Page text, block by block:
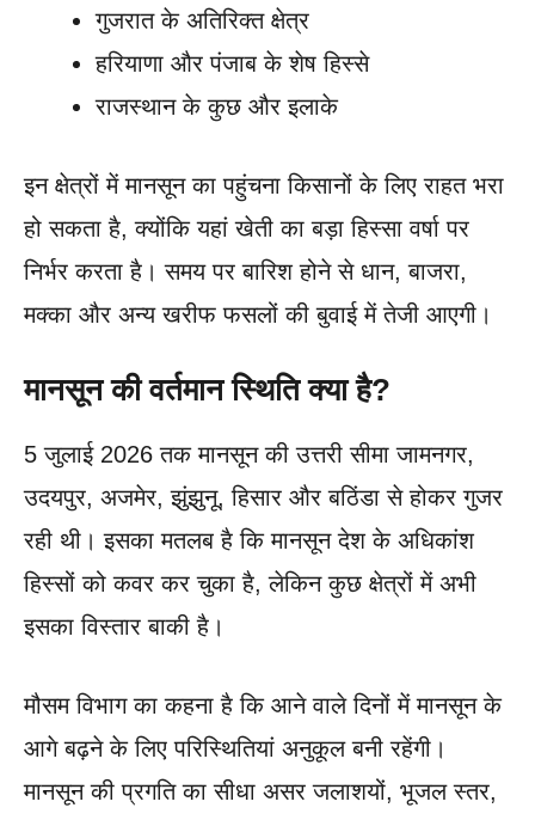
गुजरात के अतिरिक्त क्षेत्र
हरियाणा और पंजाब के शेष हिस्से
राजस्थान के कुछ और इलाके
इन क्षेत्रों में मानसून का पहुंचना किसानों के लिए राहत भरा
हो सकता है, क्योंकि यहां खेती का बड़ा हिस्सा वर्षा पर
निर्भर करता है। समय पर बारिश होने से धान, बाजरा,
मक्का और अन्य खरीफ फसलों की बुवाई में तेजी आएगी।
मानसून की वर्तमान स्थिति क्या है?
5 जुलाई 2026 तक मानसून की उत्तरी सीमा जामनगर,
उदयपुर, अजमेर, झुंझुनू, हिसार और बठिंडा से होकर गुजर
रही थी। इसका मतलब है कि मानसून देश के अधिकांश
हिस्सों को कवर कर चुका है, लेकिन कुछ क्षेत्रों में अभी
इसका विस्तार बाकी है।
मौसम विभाग का कहना है कि आने वाले दिनों में मानसून के
आगे बढ़ने के लिए परिस्थितियां अनुकूल बनी रहेंगी।
मानसून की प्रगति का सीधा असर जलाशयों, भूजल स्तर,